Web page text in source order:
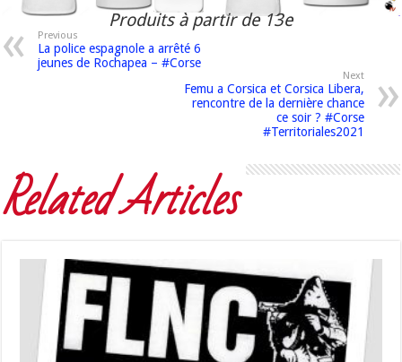
Produits à partir de 13e
Previous
La police espagnole a arrêté 6
jeunes de Rochapea – #Corse
Next
Femu a Corsica et Corsica Libera,
rencontre de la dernière chance
ce soir ? #Corse
#Territoriales2021
Related Articles